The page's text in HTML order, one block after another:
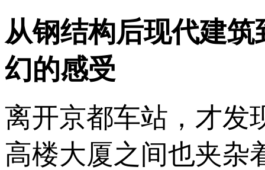
从钢结构后现代建
幻的感受
离开京都车站，才发
高楼大厦之间也夹杂